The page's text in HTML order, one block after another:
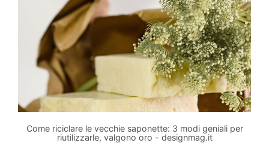
Come riciclare le vecchie saponette: 3 modi geniali per
riutilizzarle, valgono oro - designmag.it